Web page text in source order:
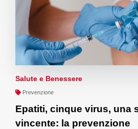
Salute e Benessere
Prevenzione
Epatiti, cinque virus, una
vincente: la prevenzione